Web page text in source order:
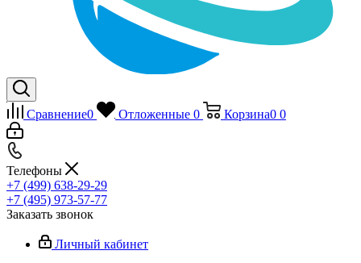
Сравнение0 Отложенные 0 Корзина0 0
Телефоны
+7 (499) 638-29-29
+7 (495) 973-57-77
Заказать звонок
Личный кабинет